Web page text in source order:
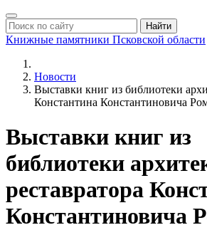
Найти
Книжные памятники Псковской области
Новости
Выставки книг из библиотеки
Константина Константиновича
Выставки книг из
библиотеки
реставратора
Константиновича